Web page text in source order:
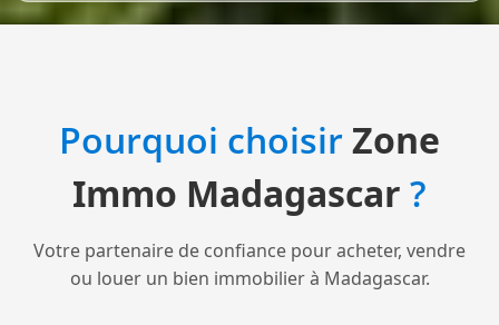
Pourquoi choisirZone
Immo Madagascar ?
Votre partenaire de confiance pour acheter, vendre
ou louer un bien immobilier à Madagascar.